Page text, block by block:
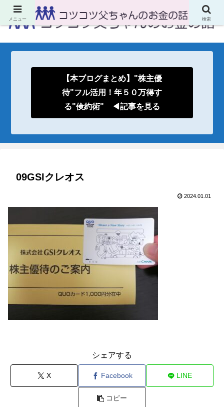
【本ブログまとめ】"株主優
待"フル活用！年５０万得す
る"倹約術" ◀記事を見る
09GSIクレオス
2024.01.01
シェアする
X Facebook LINE
コピー
メニュー 検索